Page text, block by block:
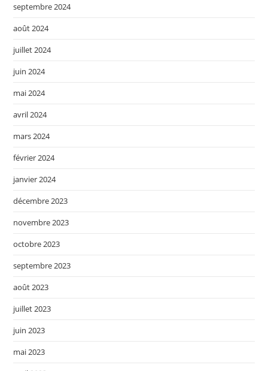
septembre 2024
août 2024
juillet 2024
juin 2024
mai 2024
avril 2024
mars 2024
février 2024
janvier 2024
décembre 2023
novembre 2023
octobre 2023
septembre 2023
août 2023
juillet 2023
juin 2023
mai 2023